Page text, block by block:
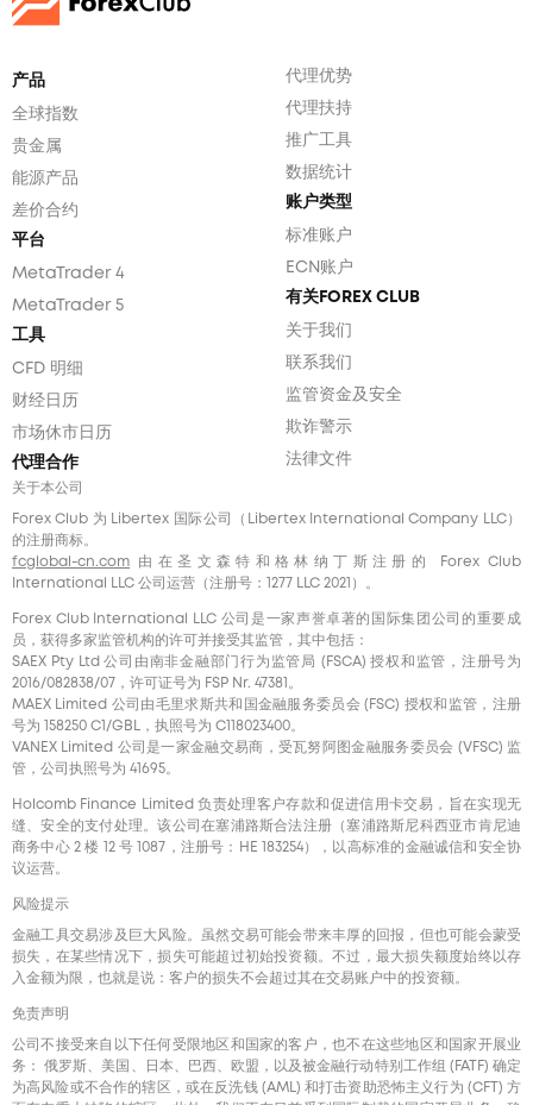
产品
全球指数
贵金属
能源产品
差价合约
平台
MetaTrader 4
MetaTrader 5
工具
CFD 明细
财经日历
市场休市日历
代理合作
代理优势
代理扶持
推广工具
数据统计
账户类型
标准账户
ECN账户
有关FOREX CLUB
关于我们
联系我们
监管资金及安全
欺诈警示
法律文件
关于本公司
Forex Club 为 Libertex 国际公司（Libertex International Company LLC）
的注册商标。
fcglobal-cn.com 由在圣文森特和格林纳丁斯注册的 Forex Club
International LLC 公司运营（注册号：1277 LLC 2021）。
Forex Club International LLC 公司是一家声誉卓著的国际集团公司的重要成
员，获得多家监管机构的许可并接受其监管，其中包括：
SAEX Pty Ltd 公司由南非金融部门行为监管局 (FSCA) 授权和监管，注册号为
2016/082838/07，许可证号为 FSP Nr. 47381。
MAEX Limited 公司由毛里求斯共和国金融服务委员会 (FSC) 授权和监管，注册
号为 158250 C1/GBL，执照号为 С118023400。
VANEX Limited 公司是一家金融交易商，受瓦努阿图金融服务委员会 (VFSC) 监
管，公司执照号为 41695。
Holcomb Finance Limited 负责处理客户存款和促进信用卡交易，旨在实现无
缝、安全的支付处理。该公司在塞浦路斯合法注册（塞浦路斯尼科西亚市肯尼迪
商务中心 2 楼 12 号 1087，注册号：HE 183254），以高标准的金融诚信和安全协
议运营。
风险提示
金融工具交易涉及巨大风险。虽然交易可能会带来丰厚的回报，但也可能会蒙受
损失，在某些情况下，损失可能超过初始投资额。不过，最大损失额度始终以存
入金额为限，也就是说：客户的损失不会超过其在交易账户中的投资额。
免责声明
公司不接受来自以下任何受限地区和国家的客户，也不在这些地区和国家开展业
务： 俄罗斯、美国、日本、巴西、欧盟，以及被金融行动特别工作组 (FATF) 确定
为高风险或不合作的辖区，或在反洗钱 (AML) 和打击资助恐怖主义行为 (CFT) 方